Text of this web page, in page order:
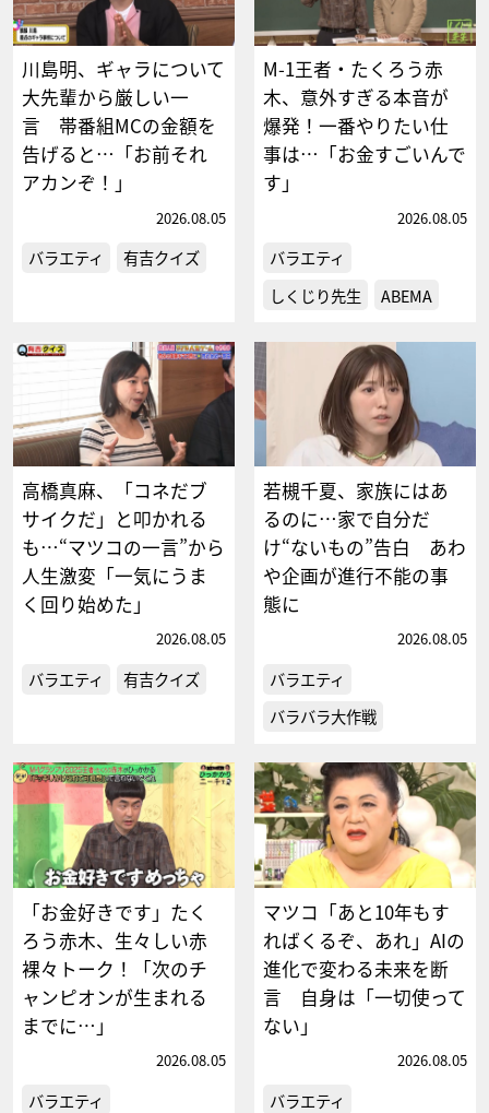
川島明、ギャラについて
大先輩から厳しい一
言 帯番組MCの金額を
告げると…「お前それ
アカンぞ！」
2026.08.05
バラエティ 有吉クイズ
M-1王者・たくろう赤
木、意外すぎる本音が
爆発！一番やりたい仕
事は…「お金すごいんで
す」
2026.08.05
バラエティ
しくじり先生
ABEMA
高橋真麻、「コネだブ
サイクだ」と叩かれる
も…“マツコの一言”から
人生激変「一気にうま
く回り始めた」
2026.08.05
バラエティ 有吉クイズ
若槻千夏、家族にはあ
るのに…家で自分だ
け“ないもの”告白 あわ
や企画が進行不能の事
態に
2026.08.05
バラエティ
バラバラ大作戦
「お金好きです」たく
ろう赤木、生々しい赤
裸々トーク！「次のチ
ャンピオンが生まれる
までに…」
2026.08.05
バラエティ
マツコ「あと10年もす
ればくるぞ、あれ」AIの
進化で変わる未来を断
言 自身は「一切使って
ない」
2026.08.05
バラエティ